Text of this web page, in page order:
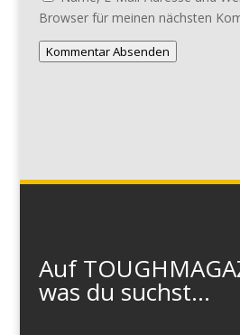
Browser für meinen nächsten
Kommentar Absenden
Auf
was du suchst...